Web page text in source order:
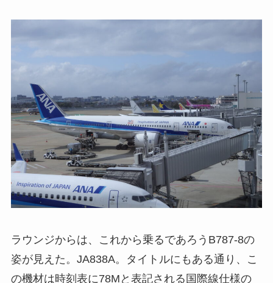
ラウンジからは、これから乗るであろうB787-8の
姿が見えた。JA838A。タイトルにもある通り、こ
の機材は時刻表に78Mと表記される国際線仕様の